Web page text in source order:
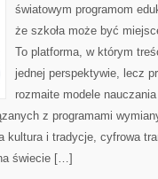
światowym programom
że szkoła może być
To platforma, w którym
jednej perspektywie, lecz
rozmaite modele
z programami
kultura i tradycje, cyfrowa
świecie […]